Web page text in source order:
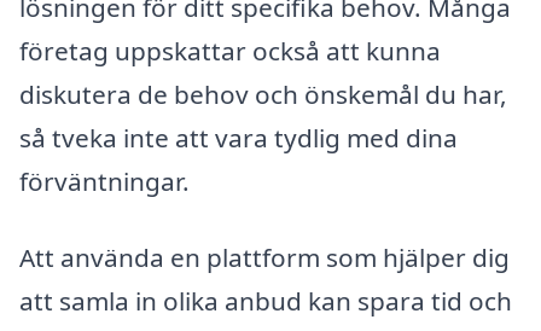
företag uppskattar också att kunna
diskutera de behov och önskemål du har,
så tveka inte att vara tydlig med dina
förväntningar.
Att använda en plattform som hjälper dig
att samla in olika anbud kan spara tid och